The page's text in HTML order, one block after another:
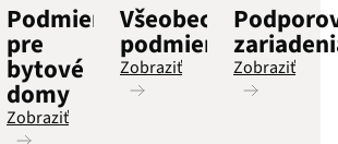
Podmienky
pre
bytové
domy
Zobraziť
Všeobecné
podmienky
Zobraziť Zobraziť